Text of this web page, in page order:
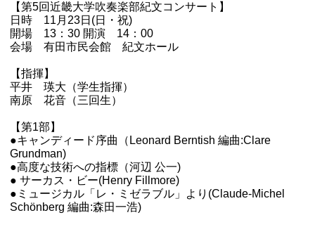
【第5回近畿大学吹奏楽部紀文コンサート】
日時 11月23日(日・祝)
開場 13：30 開演 14：00
会場 有田市民会館 紀文ホール
【指揮】
平井 瑛大（学生指揮）
南原 花音（三回生）
【第1部】
●キャンディード序曲（Leonard Berntish 編曲:Clare
Grundman)
●高度な技術への指標（河辺 公一)
● サーカス・ビー(Henry Fillmore)
●ミュージカル「レ・ミゼラブル」より(Claude-Michel
Schönberg 編曲:森田一浩)